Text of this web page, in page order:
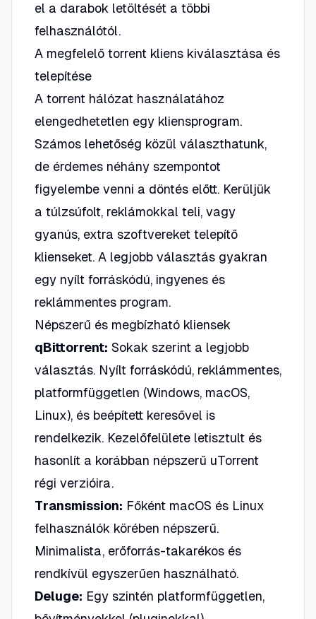
el a darabok letöltését a többi
felhasználótól.
A megfelelő torrent kliens kiválasztása és
telepítése
A torrent hálózat használatához
elengedhetetlen egy kliensprogram.
Számos lehetőség közül választhatunk,
de érdemes néhány szempontot
figyelembe venni a döntés előtt. Kerüljük
a túlzsúfolt, reklámokkal teli, vagy
gyanús, extra szoftvereket telepítő
klienseket. A legjobb választás gyakran
egy nyílt forráskódú, ingyenes és
reklámmentes program.
Népszerű és megbízható kliensek
qBittorrent: Sokak szerint a legjobb
választás. Nyílt forráskódú, reklámmentes,
platformfüggetlen (Windows, macOS,
Linux), és beépített keresővel is
rendelkezik. Kezelőfelülete letisztult és
hasonlít a korábban népszerű uTorrent
régi verzióira.
Transmission: Főként macOS és Linux
felhasználók körében népszerű.
Minimalista, erőforrás-takarékos és
rendkívül egyszerűen használható.
Deluge: Egy szintén platformfüggetlen,